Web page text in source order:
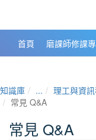
首頁 磨課師修課
知識庫 ... 理工與資
常見 Q&A
常見 Q&A